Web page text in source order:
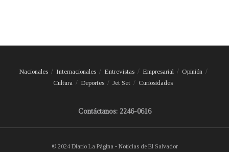
Nacionales Internacionales Entrevistas Empresarial
Opinión
Cultura
Deportes Jet Set Curiosidades
Contáctanos: 2246-0616
© 2024 Diario La Página - Noticias de El Salvador